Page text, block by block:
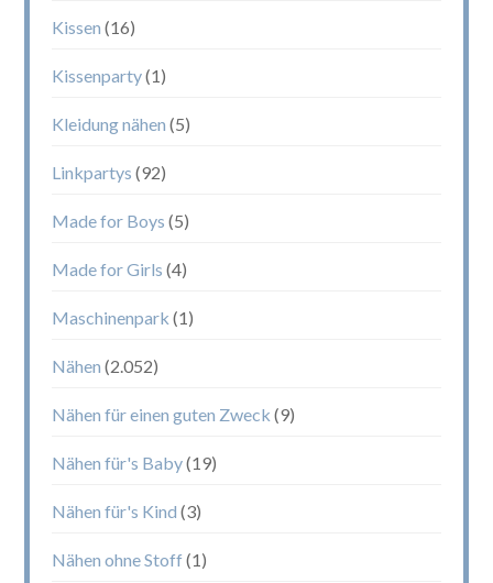
Kissen (16)
Kissenparty(1)
Kleidung nähen (5)
Linkpartys (92)
Made for Boys (5)
Made for Girls (4)
Maschinenpark (1)
Nähen (2.052)
Nähen für einen guten Zweck (9)
Nähen für's Baby(19)
Nähen für's Kind (3)
Nähen ohne Stoff (1)